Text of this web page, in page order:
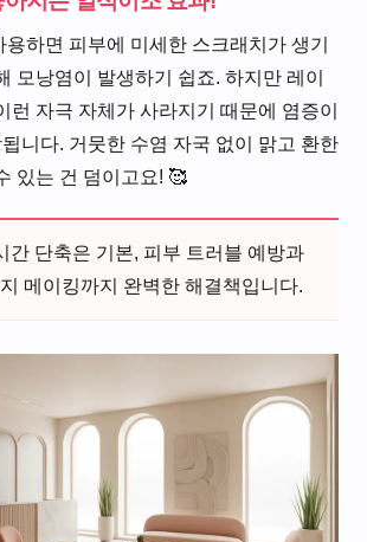
하면 피부에 미세한 스크래치가 생기
모낭염이 발생하기 쉽죠. 하지만 레이
런 자극 자체가 사라지기 때문에 염증이
니다. 거뭇한 수염 자국 없이 맑고 환한
있는 건 덤이고요! 🥰
간 단축은 기본, 피부 트러블 예방과
메이킹까지 완벽한 해결책입니다.